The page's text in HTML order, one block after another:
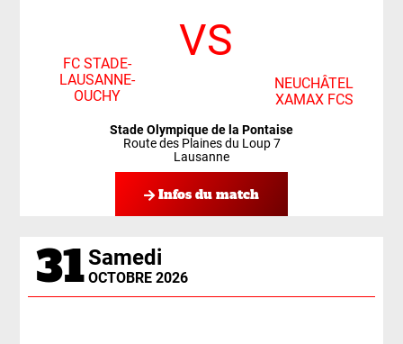
FC STADE-
LAUSANNE-
OUCHY
VS
NEUCHÂTEL
XAMAX FCS
Stade Olympique de la Pontaise
Route des Plaines du Loup 7
Lausanne
Infos du match
31Samedi
OCTOBRE 2026